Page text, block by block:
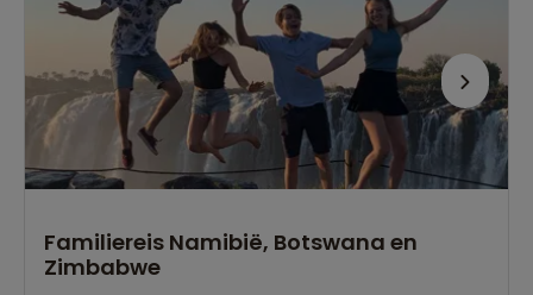
Familiereis Namibië, Botswana en
Zimbabwe